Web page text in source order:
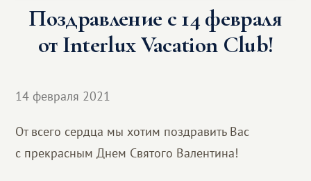
Клуб
Преимущества
Партнерам
Поздравление с 14 февраля
от Interlux Vacation Club!
14 февраля 2021
От всего сердца мы хотим поздравить Вас
с прекрасным Днем Святого Валентина!